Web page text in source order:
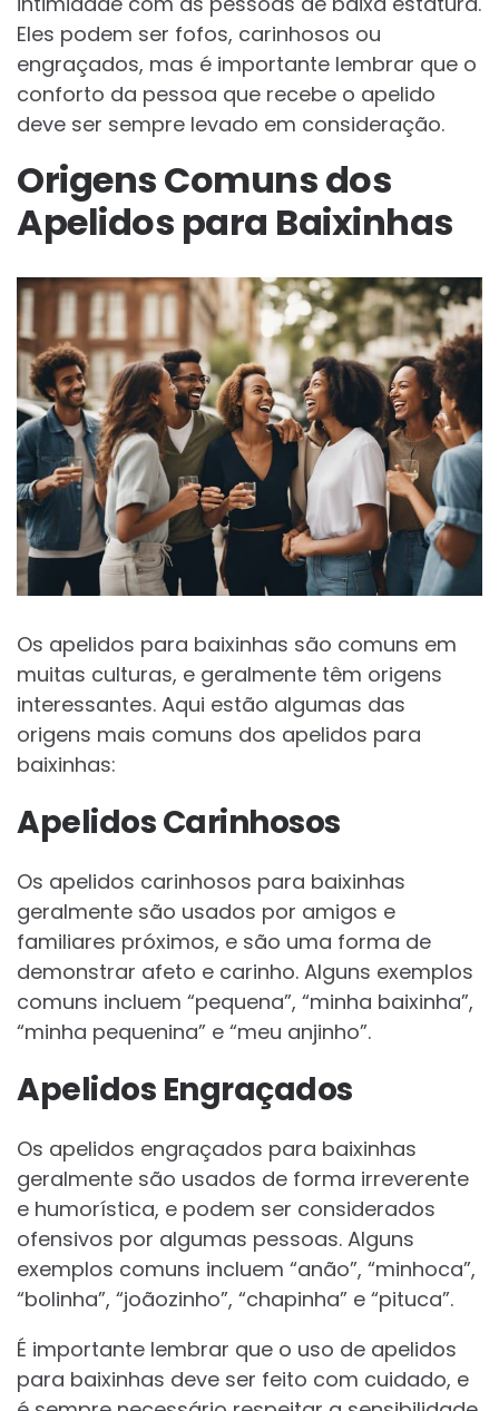
Eles podem ser fofos, carinhosos ou
engraçados, mas é importante lembrar que o
conforto da pessoa que recebe o apelido
deve ser sempre levado em consideração.
Origens Comuns dos
Apelidos para Baixinhas
Os apelidos para baixinhas são comuns em
muitas culturas, e geralmente têm origens
interessantes. Aqui estão algumas das
origens mais comuns dos apelidos para
baixinhas:
Apelidos Carinhosos
Os apelidos carinhosos para baixinhas
geralmente são usados por amigos e
familiares próximos, e são uma forma de
demonstrar afeto e carinho. Alguns exemplos
comuns incluem “pequena”, “minha baixinha”,
“minha pequenina” e “meu anjinho”.
Apelidos Engraçados
Os apelidos engraçados para baixinhas
geralmente são usados de forma irreverente
e humorística, e podem ser considerados
ofensivos por algumas pessoas. Alguns
exemplos comuns incluem “anão”, “minhoca”,
“bolinha”, “joãozinho”, “chapinha” e “pituca”.
É importante lembrar que o uso de apelidos
para baixinhas deve ser feito com cuidado, e